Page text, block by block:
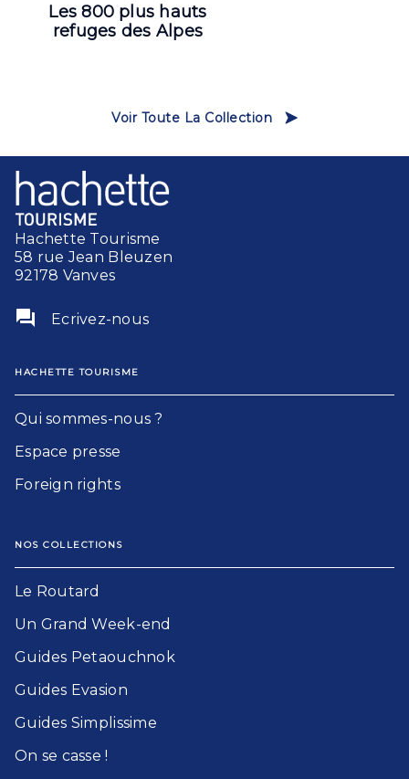
Les 800 plus hauts
refuges des Alpes
Voir Toute La Collection
Hachette Tourisme
58 rue Jean Bleuzen
92178 Vanves
question_answer Ecrivez-nous
HACHETTE TOURISME
Qui sommes-nous ?
Espace presse
Foreign rights
NOS COLLECTIONS
Le Routard​
Un Grand Week-end​
Guides Petaouchnok​
Guides Evasion​
Guides Simplissime​
On se casse !​